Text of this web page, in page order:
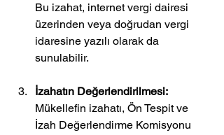
Bu izahat, internet vergi dairesi
üzerinden veya doğrudan vergi
idaresine yazılı olarak da
sunulabilir.
İzahatın Değerlendirilmesi:
Mükellefin izahatı, Ön Tespit ve
İzah Değerlendirme Komisyonu